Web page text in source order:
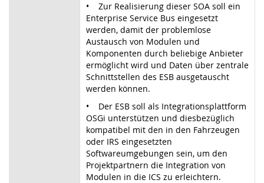
• Zur Realisierung dieser SOA soll ein
Enterprise Service Bus eingesetzt
werden, damit der problemlose
Austausch von Modulen und
Komponenten durch beliebige Anbieter
ermöglicht wird und Daten über zentrale
Schnittstellen des ESB ausgetauscht
werden können.
• Der ESB soll als Integrationsplattform
OSGi unterstützen und diesbezüglich
kompatibel mit den in den Fahrzeugen
oder IRS eingesetzten
Softwareumgebungen sein, um den
Projektpartnern die Integration von
Modulen in die ICS zu erleichtern.